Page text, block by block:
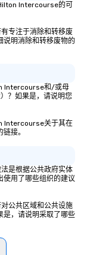
Intercourse的可
专注于消除和转移废
说明消除和转移废物的
Intercourse和/或母
？如果是，请说明您
Intercourse关于其在
接。
是根据公共政府实体
使用了哪些组织的建议
公共区域和公共设施
是，请说明采取了哪些